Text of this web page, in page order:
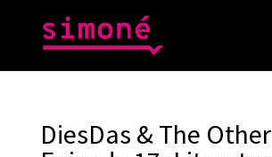
DiesDas & The Other